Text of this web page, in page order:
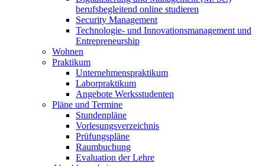
berufsbegleitend online studieren
Security Management
Technologie- und Innovationsmanagement und
Entrepreneurship
Wohnen
Praktikum
Unternehmenspraktikum
Laborpraktikum
Angebote Werksstudenten
Pläne und Termine
Stundenpläne
Vorlesungsverzeichnis
Prüfungspläne
Raumbuchung
Evaluation der Lehre